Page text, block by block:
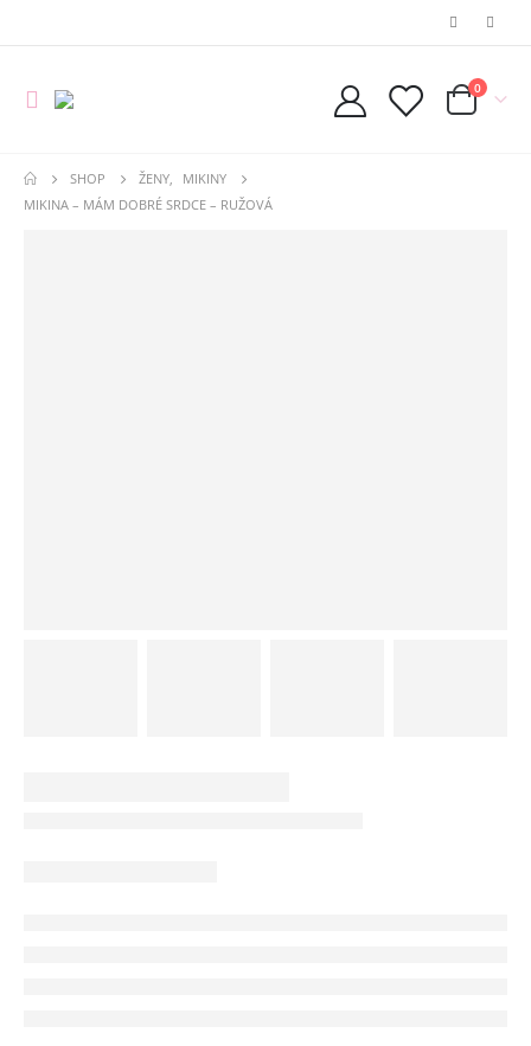
0
SHOP ŽENY,
MIKINY
MIKINA – MÁM DOBRÉ SRDCE – RUŽOVÁ